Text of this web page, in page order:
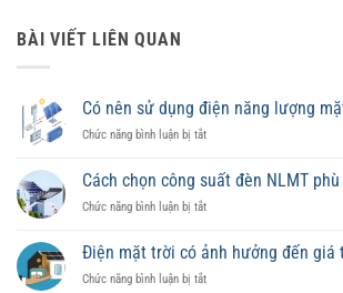
BÀI VIẾT LIÊN QUAN
Có nên sử dụng điện năng lượng
Chức năng bình luận bị tắtở
nên
sử
dụng
năng
mặt
Cách chọn công suất đèn NLMT
Chức năng bình luận bị tắtở
chọn
công
suất
Điện mặt trời có ảnh hưởng đến giá
Chức năng bình luận bị tắtở